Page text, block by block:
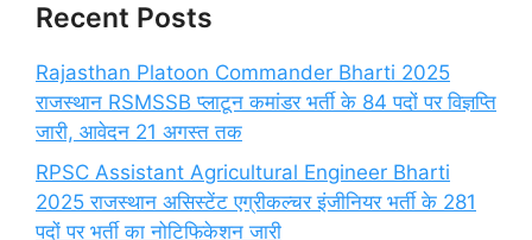
Recent Posts
Rajasthan Platoon Commander Bharti 2025
राजस्थान RSMSSB प्लाटून कमांडर भर्ती के 84 पदों पर विज्ञप्ति
जारी, आवेदन 21 अगस्त तक
RPSC Assistant Agricultural Engineer Bharti
2025 राजस्थान असिस्टेंट एग्रीकल्चर इंजीनियर भर्ती के 281
पदों पर भर्ती का नोटिफिकेशन जारी